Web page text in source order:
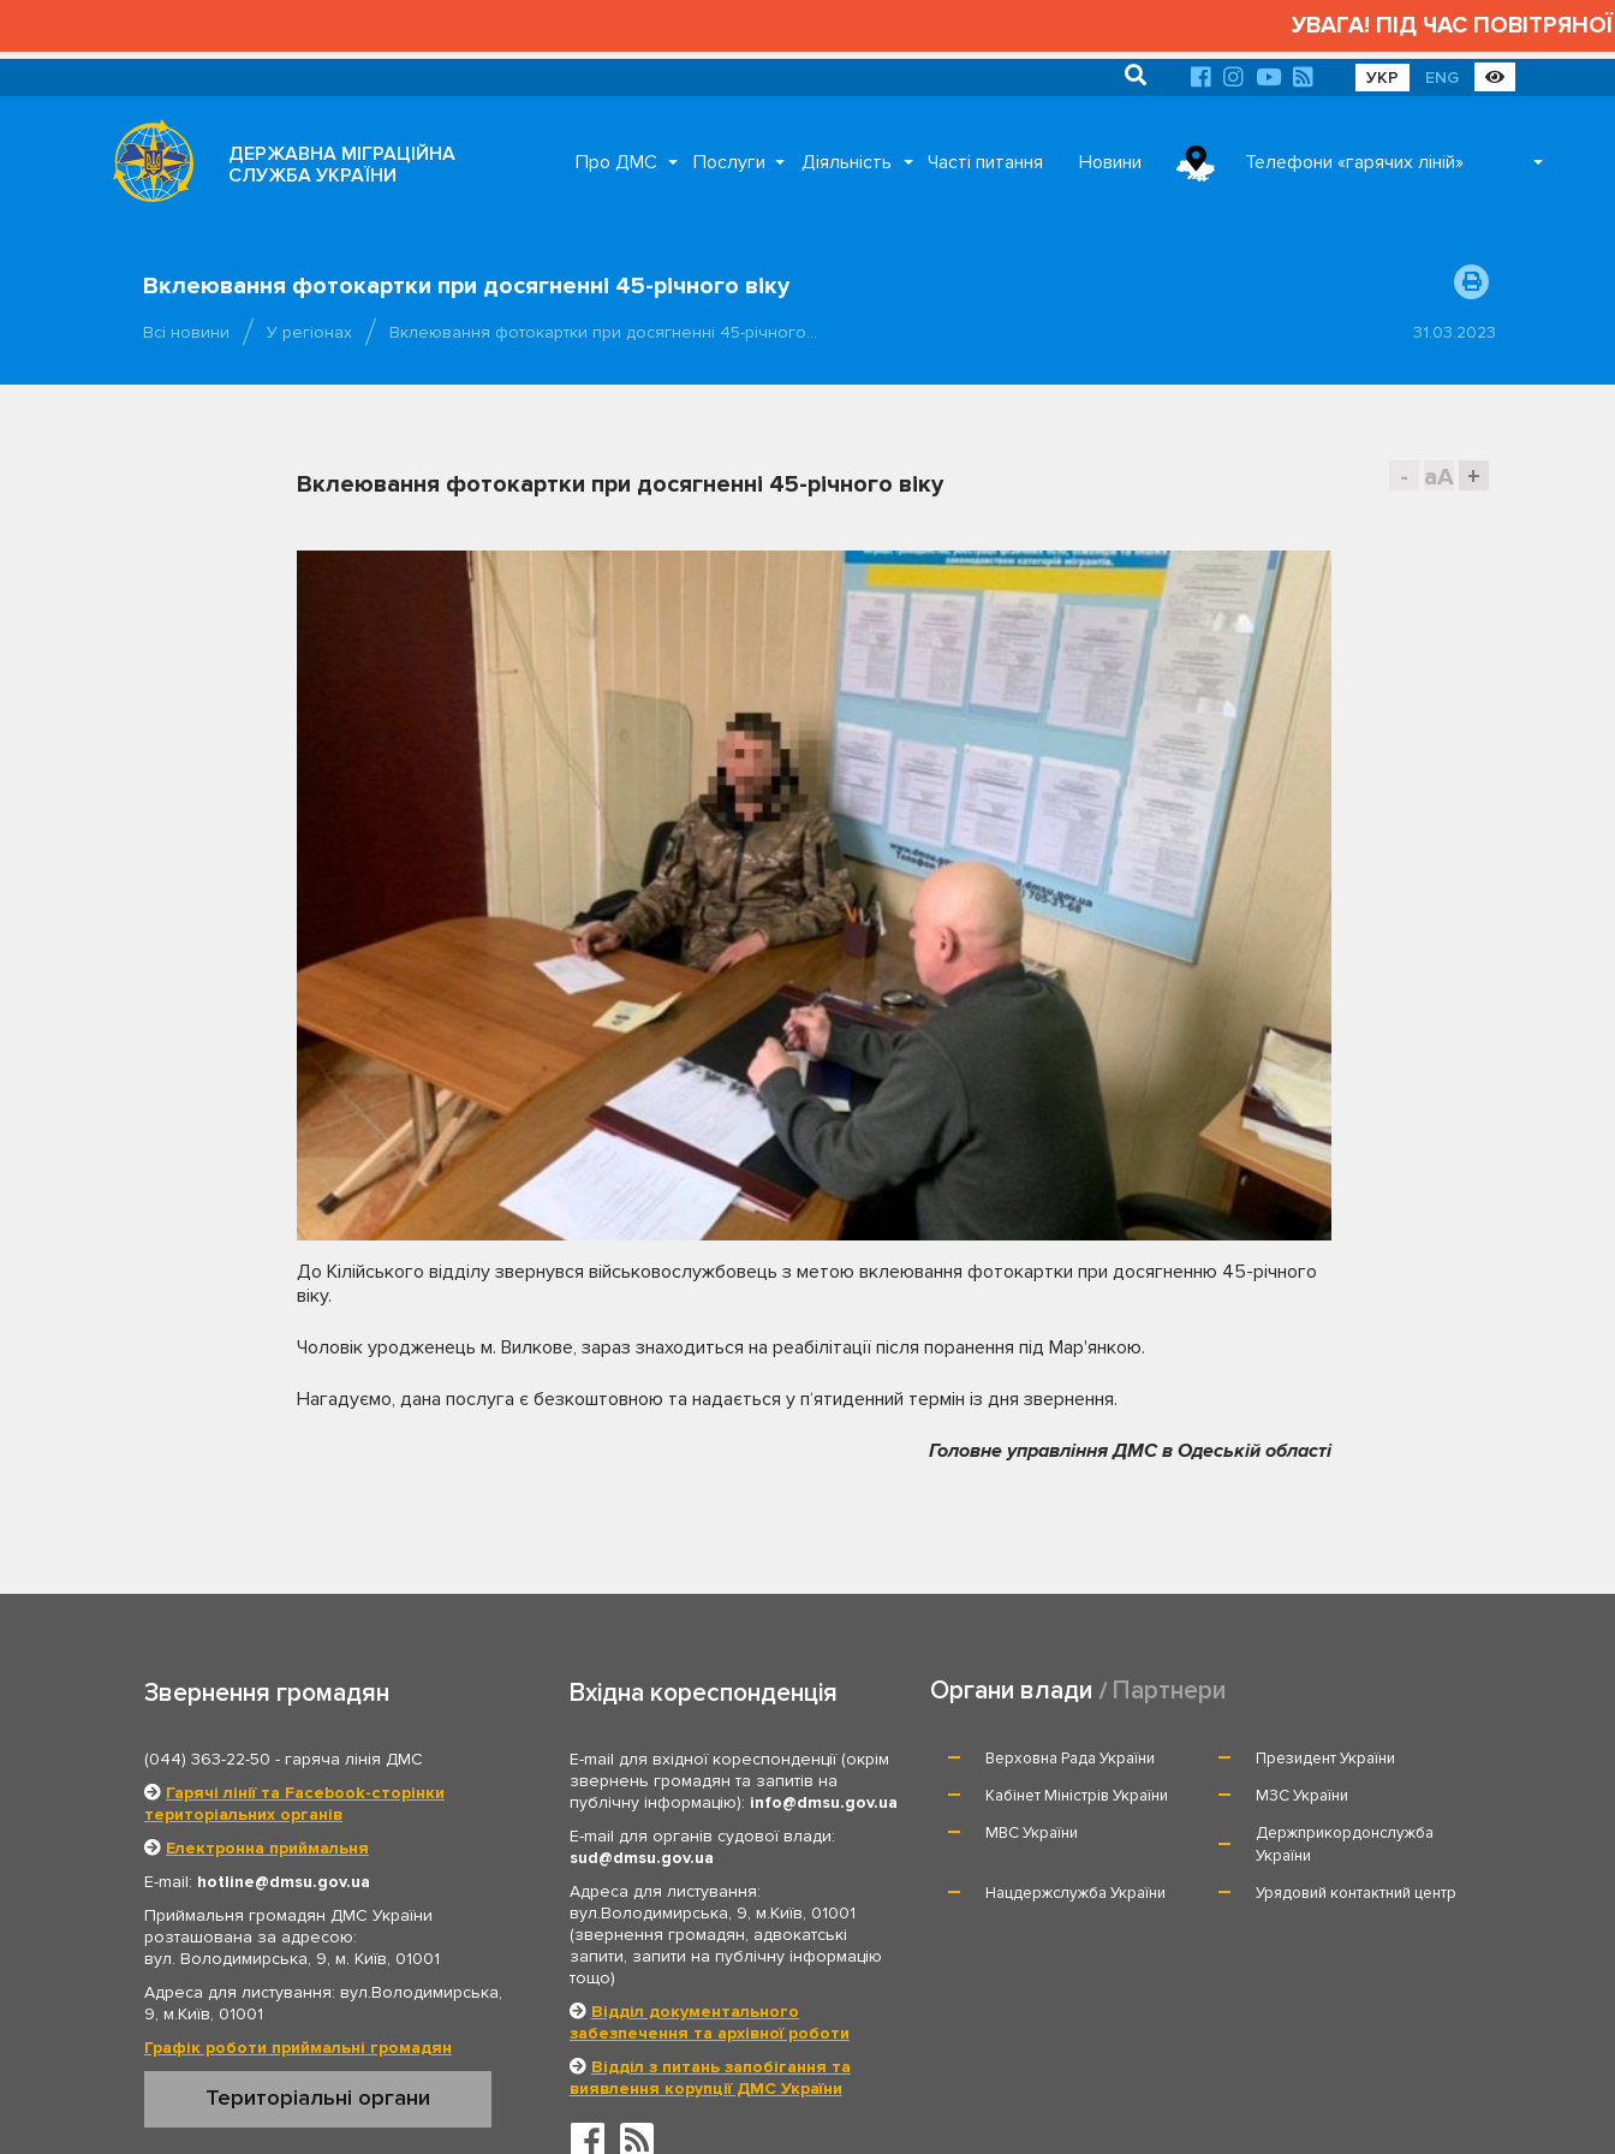
УВАГА! ПІД ЧАС ПОВІТРЯНОЇ
УКР ENG
ДЕРЖАВНА МІГРАЦІЙНА
СЛУЖБА УКРАЇНИ
Про ДМС Послуги Діяльність Часті питання Новини Телефони «гарячих ліній»
Вклеювання фотокартки при досягненні 45-річного віку
Всі новини У регіонах Вклеювання фотокартки при досягненні 45-річного… 31.03.2023
- aA +
Вклеювання фотокартки при досягненні 45-річного віку
До Кілійського відділу звернувся військовослужбовець з метою вклеювання фотокартки при досягненню 45-річного
віку.
Чоловік уродженець м. Вилкове, зараз знаходиться на реабілітації після поранення під Мар'янкою.
Нагадуємо, дана послуга є безкоштовною та надається у п‘ятиденний термін із дня звернення.
Головне управління ДМС в Одеській області
Звернення громадян
(044) 363-22-50 - гаряча лінія ДМС
Гарячі лінії та Facebook-сторінки
територіальних органів
Електронна приймальня
E-mail: hotline
dmsu.gov.ua
Приймальня громадян ДМС України
розташована за адресою:
вул. Володимирська, 9, м. Київ, 01001
Адреса для листування: вул.Володимирська,
9, м.Київ, 01001
Графік роботи приймальні громадян
Територіальні органи
Вхідна кореспонденція
E-mail для вхідної кореспонденції (окрім
звернень громадян та запитів на
публічну інформацію): info
dmsu.gov.ua
E-mail для органів судової влади:
sud
dmsu.gov.ua
Адреса для листування:
вул.Володимирська, 9, м.Київ, 01001
(звернення громадян, адвокатські
запити, запити на публічну інформацію
тощо)
Відділ документального
забезпечення та архівної роботи
Відділ з питань запобігання та
виявлення корупції ДМС України
Органи влади Партнери
Верховна Рада України
Президент України
Кабінет Міністрів України
МЗС України
МВС України
Держприкордонслужба
України
Нацдержслужба України
Урядовий контактний центр